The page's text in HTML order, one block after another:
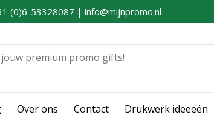
(0)6-53328087 | info@mijnpromo.nl
Over ons Contact Drukwerk ideeeën